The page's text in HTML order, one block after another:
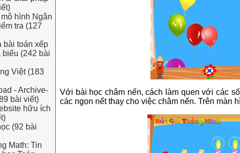
mô hình Ngân
tra (127
bài toán xếp
(242 bài
Việt (183
- Archive-
bài viết)
hữu ích
(92 bài
Math: Tin
Với bài học châm nến, cách làm quen với các
các ngọn nểt thay cho việc châm nến. Trên màn